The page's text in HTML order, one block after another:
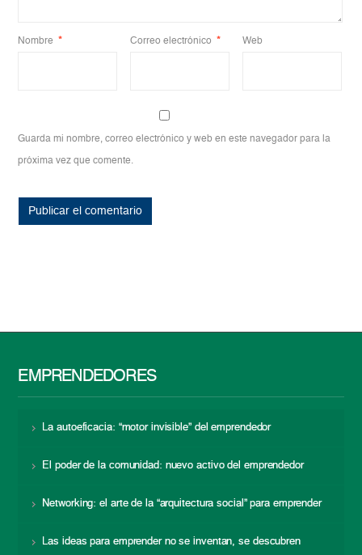
Nombre * Correo electrónico * Web
Guarda mi nombre, correo electrónico y web en este navegador para la
próxima vez que comente.
EMPRENDEDORES
La autoeficacia: “motor invisible” del emprendedor
El poder de la comunidad: nuevo activo del emprendedor
Networking: el arte de la “arquitectura social” para emprender
Las ideas para emprender no se inventan, se descubren